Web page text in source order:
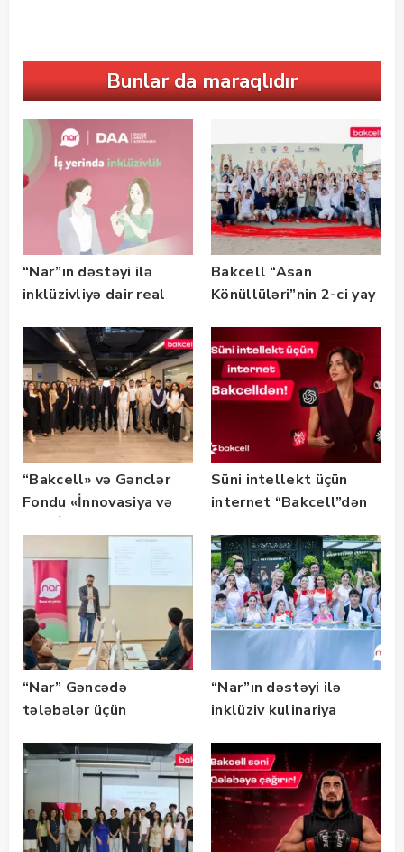
Bunlar da maraqlıdır
“Nar”ın dəstəyi ilə
inklüzivliyə dair real
təqdim edilir
Bakcell “Asan
Könüllüləri”nin 2-ci yay
olub — FOTO
“Bakcell» və Gənclər
Fondu «İnnovasiya və
təqaüd proqramının
qalibləri ilə görüş
keçirib
Süni intellekt üçün
internet “Bakcell”dən
“Nar” Gəncədə
tələbələr üçün
təlimləri təşkil edib
“Nar”ın dəstəyi ilə
inklüziv kulinariya
keçirilib — Fotolar